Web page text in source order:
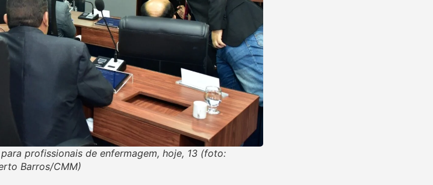
profissionais de enfermagem, hoje, 13 (foto:
Barros/CMM)